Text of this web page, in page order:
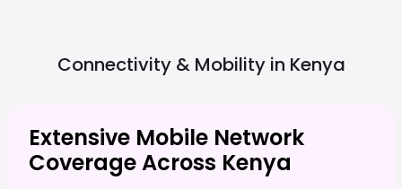
Connectivity & Mobility in Kenya
Extensive Mobile Network
Coverage Across Kenya